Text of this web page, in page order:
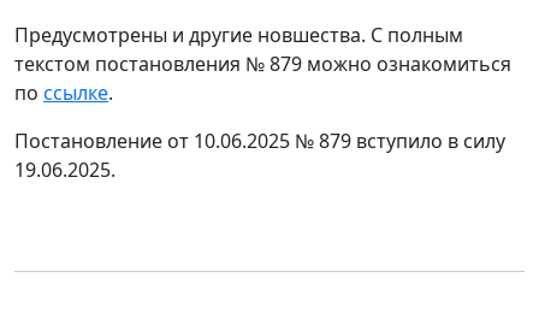
Предусмотрены и другие новшества. С полным
текстом постановления № 879 можно ознакомиться
по ссылке.
Постановление от 10.06.2025 № 879 вступило в силу
19.06.2025.